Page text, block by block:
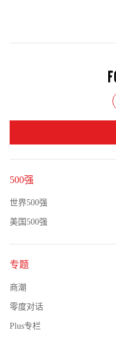
500强
世界500强
美国500强
专题
商潮
零度对话
Plus专栏